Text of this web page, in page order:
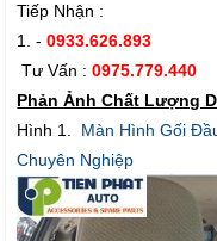
Tiếp Nhận :
1. -0933.626.893
Tư Vấn :0975.779.440
Phản Ảnh Chất Lượng
Hình 1. Màn Hình Gối
Chuyên Nghiệp